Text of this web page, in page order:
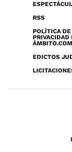
RSS
POLÍTICA DE
PRIVACIDAD
ÁMBITO.COM
EDICTOS